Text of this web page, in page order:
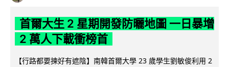
首爾大生 2 星期開發防曬地圖 一日暴增
2 萬人下載衝榜首
【行路都要揀好有遮陰】南韓首爾大學 23 歲學生劉敏俊利用 2